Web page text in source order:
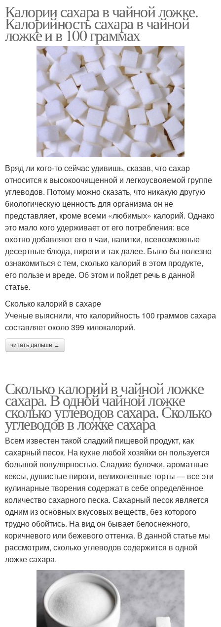
Калории сахара в чайной ложке.
Калорийность сахара в чайной
ложке и в 100 граммах
Вряд ли кого-то сейчас удивишь, сказав, что сахар
относится к высокоочищенной и легкоусвояемой группе
углеводов. Потому можно сказать, что никакую другую
биологическую ценность для организма он не
представляет, кроме всеми «любимых» калорий. Однако
это мало кого удерживает от его потребления: все
охотно добавляют его в чаи, напитки, всевозможные
десертные блюда, пироги и так далее. Было бы полезно
ознакомиться с тем, сколько калорий в этом продукте,
его пользе и вреде. Об этом и пойдет речь в данной
статье.
Сколько калорий в сахаре
Ученые выяснили, что калорийность 100 граммов сахара
составляет около 399 килокалорий.
читать дальше →
Сколько калорий в чайной ложке
сахара. В одной чайной ложке
сколько углеводов сахара. Сколько
углеводов в ложке сахара
Всем известен такой сладкий пищевой продукт, как
сахарный песок. На кухне любой хозяйки он пользуется
большой популярностью. Сладкие булочки, ароматные
кексы, душистые пироги, великолепные торты — все эти
кулинарные творения содержат в себе определённое
количество сахарного песка. Сахарный песок является
одним из основных вкусовых веществ, без которого
трудно обойтись. На вид он бывает белоснежного,
коричневого или бежевого оттенка. В данной статье мы
рассмотрим, сколько углеводов содержится в одной
ложке сахара.